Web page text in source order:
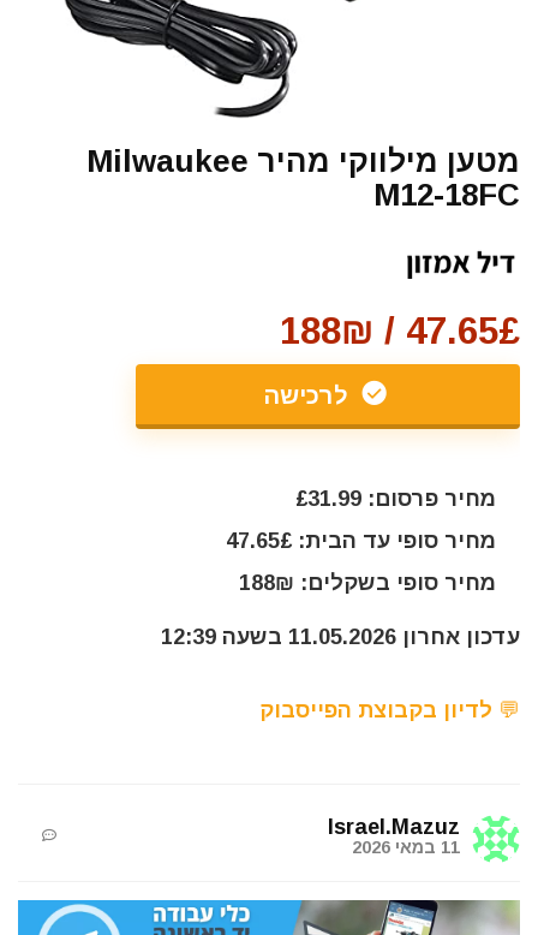
מטען מילווקי מהיר Milwaukee
M12-18FC
47.65£ / 188₪
לרכישה
מחיר פרסום: £31.99
מחיר סופי עד הבית: 47.65£
מחיר סופי בשקלים: 188₪
עדכון אחרון 11.05.2026 בשעה 12:39
💬 לדיון בקבוצת הפייסבוק
Israel.Mazuz
11 במאי 2026